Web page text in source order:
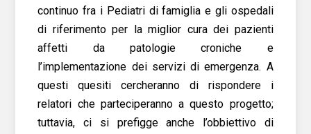
continuo fra i Pediatri di famiglia e gli ospedali
di riferimento per la miglior cura dei pazienti
affetti da patologie croniche e
l’implementazione dei servizi di emergenza. A
questi quesiti cercheranno di rispondere i
relatori che parteciperanno a questo progetto;
tuttavia, ci si prefigge anche l’obbiettivo di